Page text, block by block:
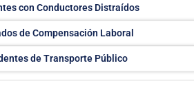
con Conductores Distraídos
de Compensación Laboral
de Transporte Público